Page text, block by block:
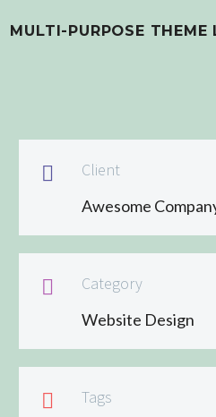
MULTI-PURPOSE THEME
 Client
Awesome
 Category
Website Design
 Tags